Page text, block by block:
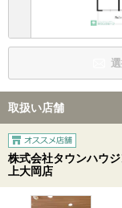
取扱い店舗
株式会社タウンハウジ
上大岡店